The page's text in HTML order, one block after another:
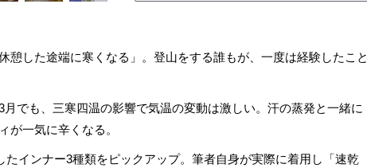
憩した途端に寒くなる」。登山をする誰もが、一度は経験したこと
でも、三寒四温の影響で気温の変動は激しい。汗の蒸発と一緒に
が一気に辛くなる。
たインナー3種類をピックアップ。筆者自身が実際に着用し「速乾